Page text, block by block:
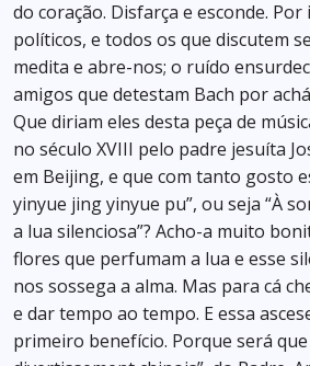
do coração. Disfarça e esconde.
políticos, e todos os que discutem
medita e abre-nos; o ruído
amigos que detestam Bach por
Que diriam eles desta peça de
no século XVIII pelo padre jesuíta
em Beijing, e que com tanto gosto
yinyue jing yinyue pu”, ou seja “À
a lua silenciosa”? Acho-a muito
flores que perfumam a lua e esse
nos sossega a alma. Mas para cá
e dar tempo ao tempo. E essa
primeiro benefício. Porque será